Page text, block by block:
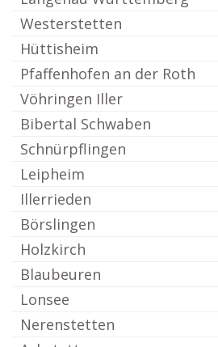
Westerstetten
Hüttisheim
Pfaffenhofen an der Roth
Vöhringen Iller
Bibertal Schwaben
Schnürpflingen
Leipheim
Illerrieden
Börslingen
Holzkirch
Blaubeuren
Lonsee
Nerenstetten